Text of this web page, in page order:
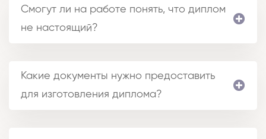
Смогут ли на работе понять, что диплом
не настоящий?
Какие документы нужно предоставить
для изготовления диплома?